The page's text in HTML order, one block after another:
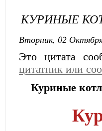
КУРИНЫЕ
Вторник, 02
Это цитата
цитатник или
Куриные